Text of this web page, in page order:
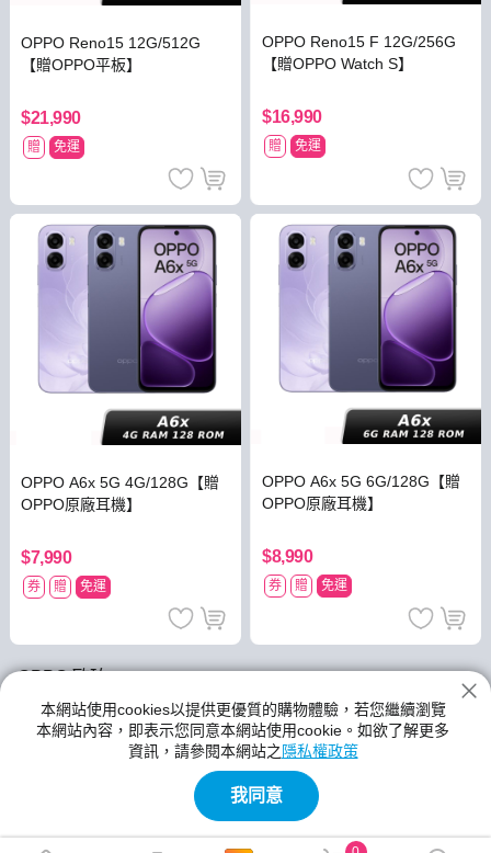
OPPO Reno15 12G/512G
【贈OPPO平板】
$21,990
贈 免運
OPPO Reno15 F 12G/256G
【贈OPPO Watch S】
$16,990
贈 免運
OPPO A6x 5G 4G/128G【贈
OPPO原廠耳機】
$7,990
券 贈 免運
OPPO A6x 5G 6G/128G【贈
OPPO原廠耳機】
$8,990
券 贈 免運
OPPO 歐珀
神腦生活的OPPO手機
館別提供各種類型、尺寸規格、功能、顏色的產品 ,OPPO手機
的新品與優惠商品都在神腦生活裡
本網站使用cookies以提供更優質的購物體驗，若您繼續瀏覽
本網站內容，即表示您同意本網站使用cookie。如欲了解更多
資訊，請參閱本網站之 隱私權政策
我同意